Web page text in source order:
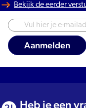
Bekijk de eerder
Heb je een